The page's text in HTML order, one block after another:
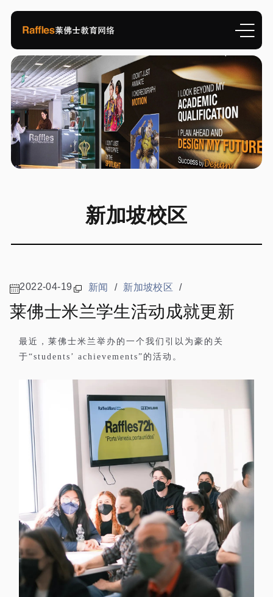
新加坡校区
2022-04-19 新闻 / 新加坡校区 /
莱佛士米兰学生活动成就更新
最近，莱佛士米兰举办的一个我们引以为豪的关
于“students’ achievements” 的活动。